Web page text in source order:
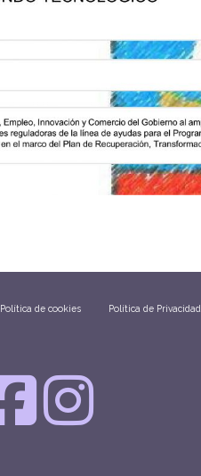
Política de cookies Política de Privacidad